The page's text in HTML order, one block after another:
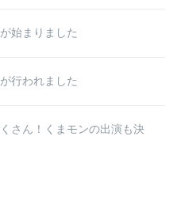
始まりました
行われました
さん！くまモンの出演も決